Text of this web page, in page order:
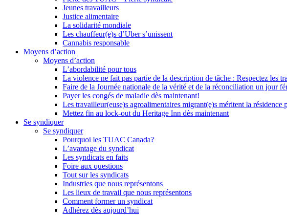
Jeunes travailleurs
Justice alimentaire
La solidarité mondiale
Les chauffeur(e)s d’Uber s’unissent
Cannabis responsable
Moyens d’action
Moyens d’action
L’abordabilité pour tous
La violence ne fait pas partie de la description de tâche : Respectez les
Faire de la Journée nationale de la vérité et de la réconciliation un jour
Payer les congés de maladie dès maintenant!
Les travailleur(euse)s agroalimentaires migrant(e)s méritent la résidence
Mettez fin au lock-out du Heritage Inn dès maintenant
Se syndiquer
Se syndiquer
Pourquoi les TUAC Canada?
L’avantage du syndicat
Les syndicats en faits
Foire aux questions
Tout sur les syndicats
Industries que nous représentons
Les lieux de travail que nous représentons
Comment former un syndicat
Adhérez dès aujourd’hui